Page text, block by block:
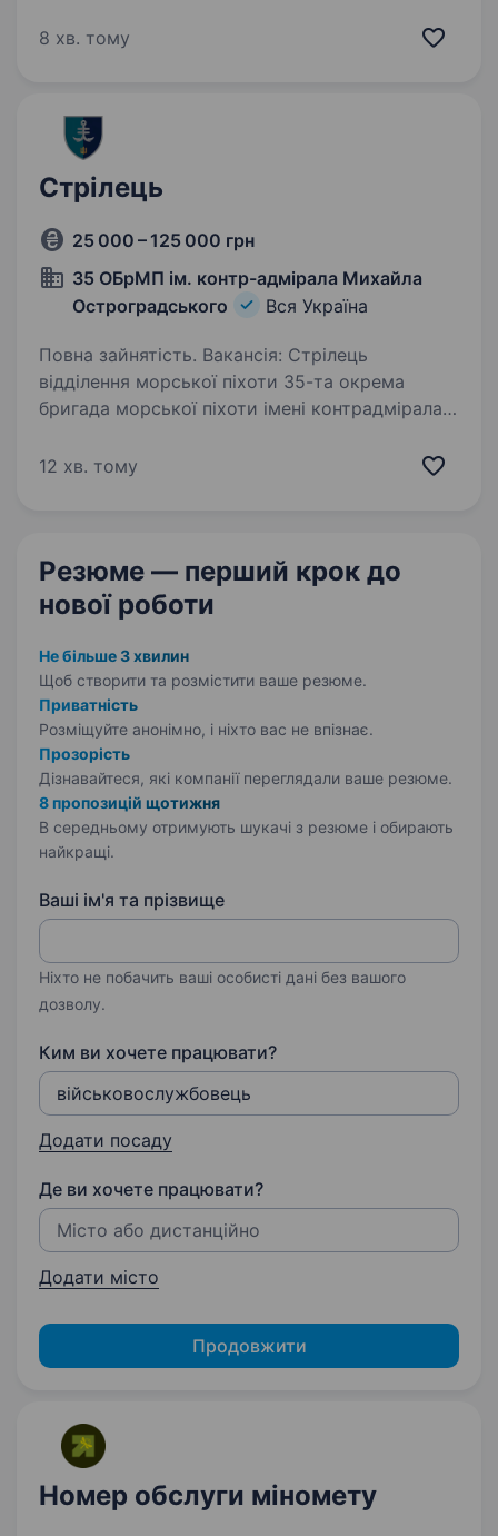
підрозділ, без участі ТЦК. 135 об Тро (114-ї
8 хв. тому
Стрілець
25 000 – 125 000 грн
35 ОБрМП ім. контр-адмірала Михайла
Остроградського
Вся Україна
Повна зайнятість. Вакансія: Стрілець
відділення морської піхоти 35-та окрема
бригада морської піхоти імені контрадмірала
на посаду стрільця відділення морської піхоти.
12 хв. тому
Резюме — перший крок до
нової роботи
Не більше 3 хвилин
Щоб створити та розмістити ваше резюме.
Приватність
Розміщуйте анонімно, і ніхто вас не впізнає.
Прозорість
Дізнавайтеся, які компанії переглядали ваше резюме.
8 пропозицій щотижня
В середньому отримують шукачі з резюме і обирають
найкращі.
Ваші ім'я та прізвище
Ніхто не побачить ваші особисті дані без вашого
дозволу.
Ким ви хочете працювати?
Додати посаду
Де ви хочете працювати?
Додати місто
Продовжити
Номер обслуги міномету